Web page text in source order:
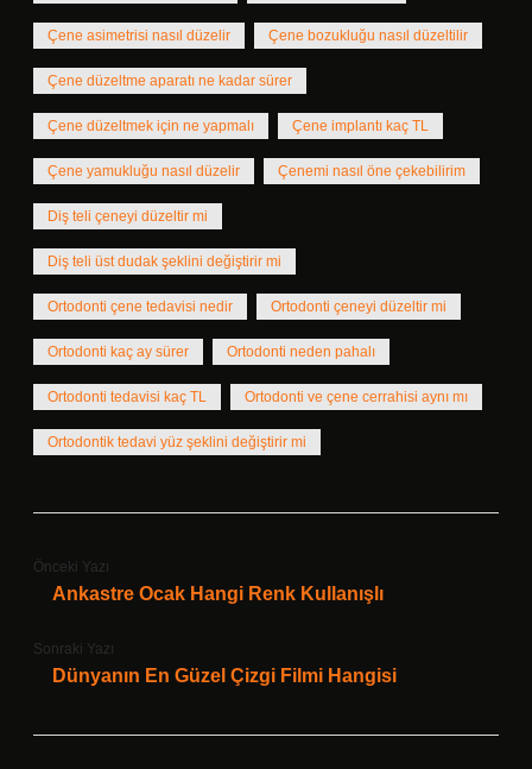
Çene asimetrisi nasıl düzelir Çene bozukluğu nasıl düzeltilir
Çene düzeltme aparatı ne kadar sürer
Çene düzeltmek için ne yapmalı Çene implantı kaç TL
Çene yamukluğu nasıl düzelir Çenemi nasıl öne çekebilirim
Diş teli çeneyi düzeltir mi
Diş teli üst dudak şeklini değiştirir mi
Ortodonti çene tedavisi nedir Ortodonti çeneyi düzeltir mi
Ortodonti kaç ay sürer Ortodonti neden pahalı
Ortodonti tedavisi kaç TL Ortodonti ve çene cerrahisi aynı mı
Ortodontik tedavi yüz şeklini değiştirir mi
Önceki Yazı
Ankastre Ocak Hangi Renk Kullanışlı
Sonraki Yazı
Dünyanın En Güzel Çizgi Filmi Hangisi